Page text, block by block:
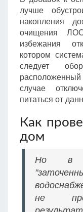
лучше
накопления
очищения
избежания
котором
следует
случае
питаться от
Как
дом
Но в
не